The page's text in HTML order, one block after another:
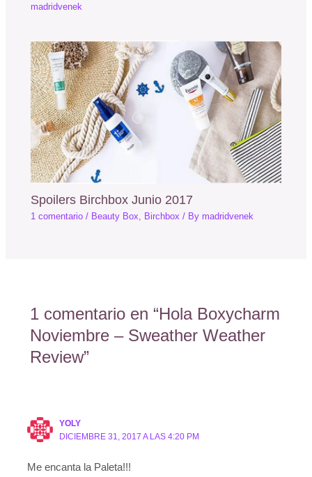
madridvenek
Spoilers Birchbox Junio 2017
1 comentario / Beauty Box, Birchbox / By madridvenek
1 comentario en “Hola Boxycharm
Noviembre – Sweather Weather
Review”
YOLY
DICIEMBRE 31, 2017 A LAS 4:20 PM
Me encanta la Paleta!!!